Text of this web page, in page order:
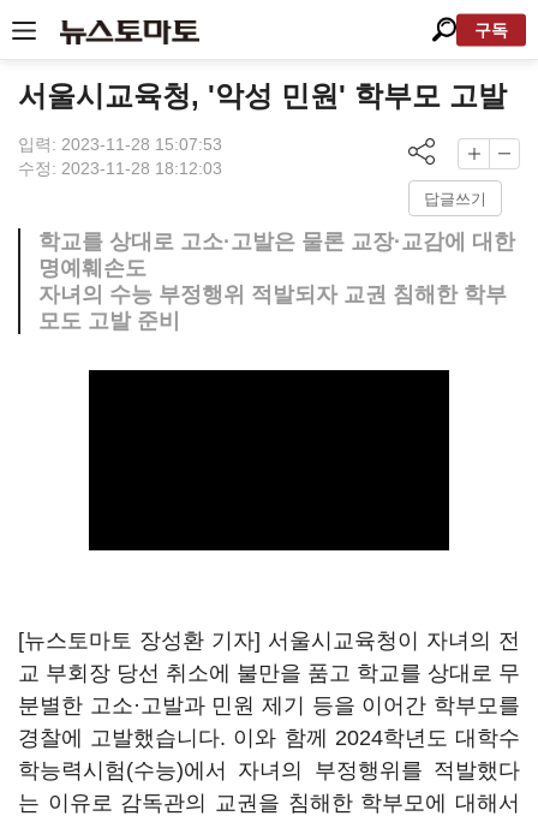
구독
서울시교육청, '악성 민원' 학부모 고발
입력: 2023-11-28 15:07:53
수정: 2023-11-28 18:12:03
답글쓰기
학교를 상대로 고소·고발은 물론 교장·교감에 대한
명예훼손도
자녀의 수능 부정행위 적발되자 교권 침해한 학부
모도 고발 준비
[뉴스토마토 장성환 기자] 서울시교육청이 자녀의 전
교 부회장 당선 취소에 불만을 품고 학교를 상대로 무
분별한 고소·고발과 민원 제기 등을 이어간 학부모를
경찰에 고발했습니다. 이와 함께 2024학년도 대학수
학능력시험(수능)에서 자녀의 부정행위를 적발했다
는 이유로 감독관의 교권을 침해한 학부모에 대해서